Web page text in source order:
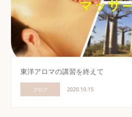
東洋アロマの講習を終えて
ブログ 2020.10.15